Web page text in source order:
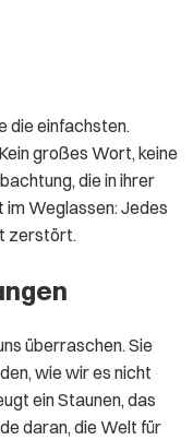
die einfachsten.
großes Wort, keine
die in ihrer
Weglassen: Jedes
zerstört.
überraschen. Sie
wie wir es nicht
ein Staunen, das
daran, die Welt für